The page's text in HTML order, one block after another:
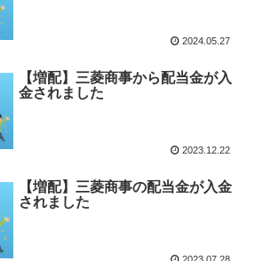
2024.05.27
【増配】三菱商事から配当金が入
金されました
2023.12.22
【増配】三菱商事の配当金が入金
されました